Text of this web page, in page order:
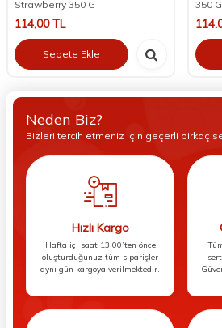
Strawberry 350 G
114,00TL
Sepete Ekle
350 G
Neden Biz?
Bizleri tercih etmeniz için geçerli birkaç
Hızlı Kargo
Hafta içi saat 13:00’ten önce
oluşturduğunuz tüm siparişler
aynı gün kargoya verilmektedir.